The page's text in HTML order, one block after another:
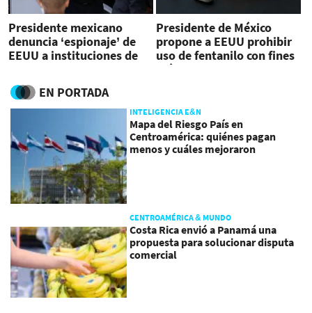
Presidente mexicano
denuncia ‘espionaje’ de
EEUU a instituciones de
Presidente de México
propone a EEUU prohibir
uso de fentanilo con fines
médicos
EN PORTADA
INTELIGENCIA E&N
Mapa del Riesgo País en
Centroamérica: quiénes pagan
menos y cuáles mejoraron
CENTROAMÉRICA & MUNDO
Costa Rica envió a Panamá una
propuesta para solucionar disputa
comercial